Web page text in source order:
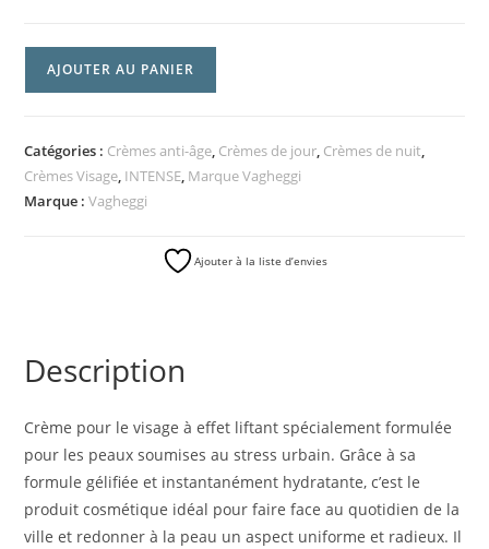
AJOUTER AU PANIER
Catégories : Crèmes anti-âge, Crèmes de jour, Crèmes de nuit,
Crèmes Visage, INTENSE, Marque Vagheggi
Marque :Vagheggi
Ajouter à la liste d’envies
Description
Crème pour le visage à effet liftant spécialement formulée
pour les peaux soumises au stress urbain. Grâce à sa
formule gélifiée et instantanément hydratante, c’est le
produit cosmétique idéal pour faire face au quotidien de la
ville et redonner à la peau un aspect uniforme et radieux. Il